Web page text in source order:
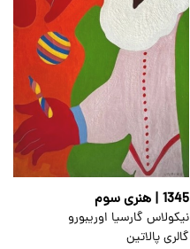
1345 | هنری سوم
نیکولاس گارسیا اوریبورو
گالری پالاتین